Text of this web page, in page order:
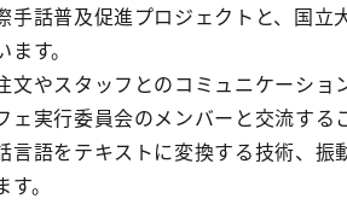
手話普及促進プロジェクトと、国
す。
文やスタッフとのコミュニケーシ
ェ実行委員会のメンバーと交流す
言語をテキストに変換する技術、
。